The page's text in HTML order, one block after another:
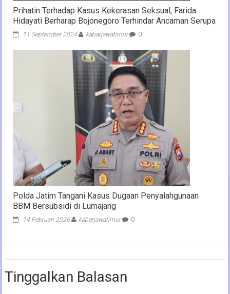
Prihatin Terhadap Kasus Kekerasan Seksual, Farida
Hidayati Berharap Bojonegoro Terhindar Ancaman Serupa
11 September 2024 kabarjawatimur 0
Polda Jatim Tangani Kasus Dugaan Penyalahgunaan
BBM Bersubsidi di Lumajang
14 Februari 2026 kabarjawatimur 0
Tinggalkan Balasan